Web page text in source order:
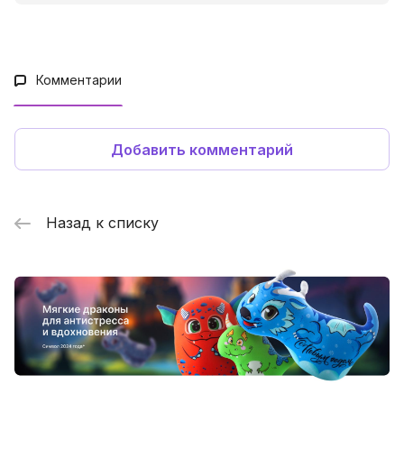
Комментарии
Добавить комментарий
Назад к списку